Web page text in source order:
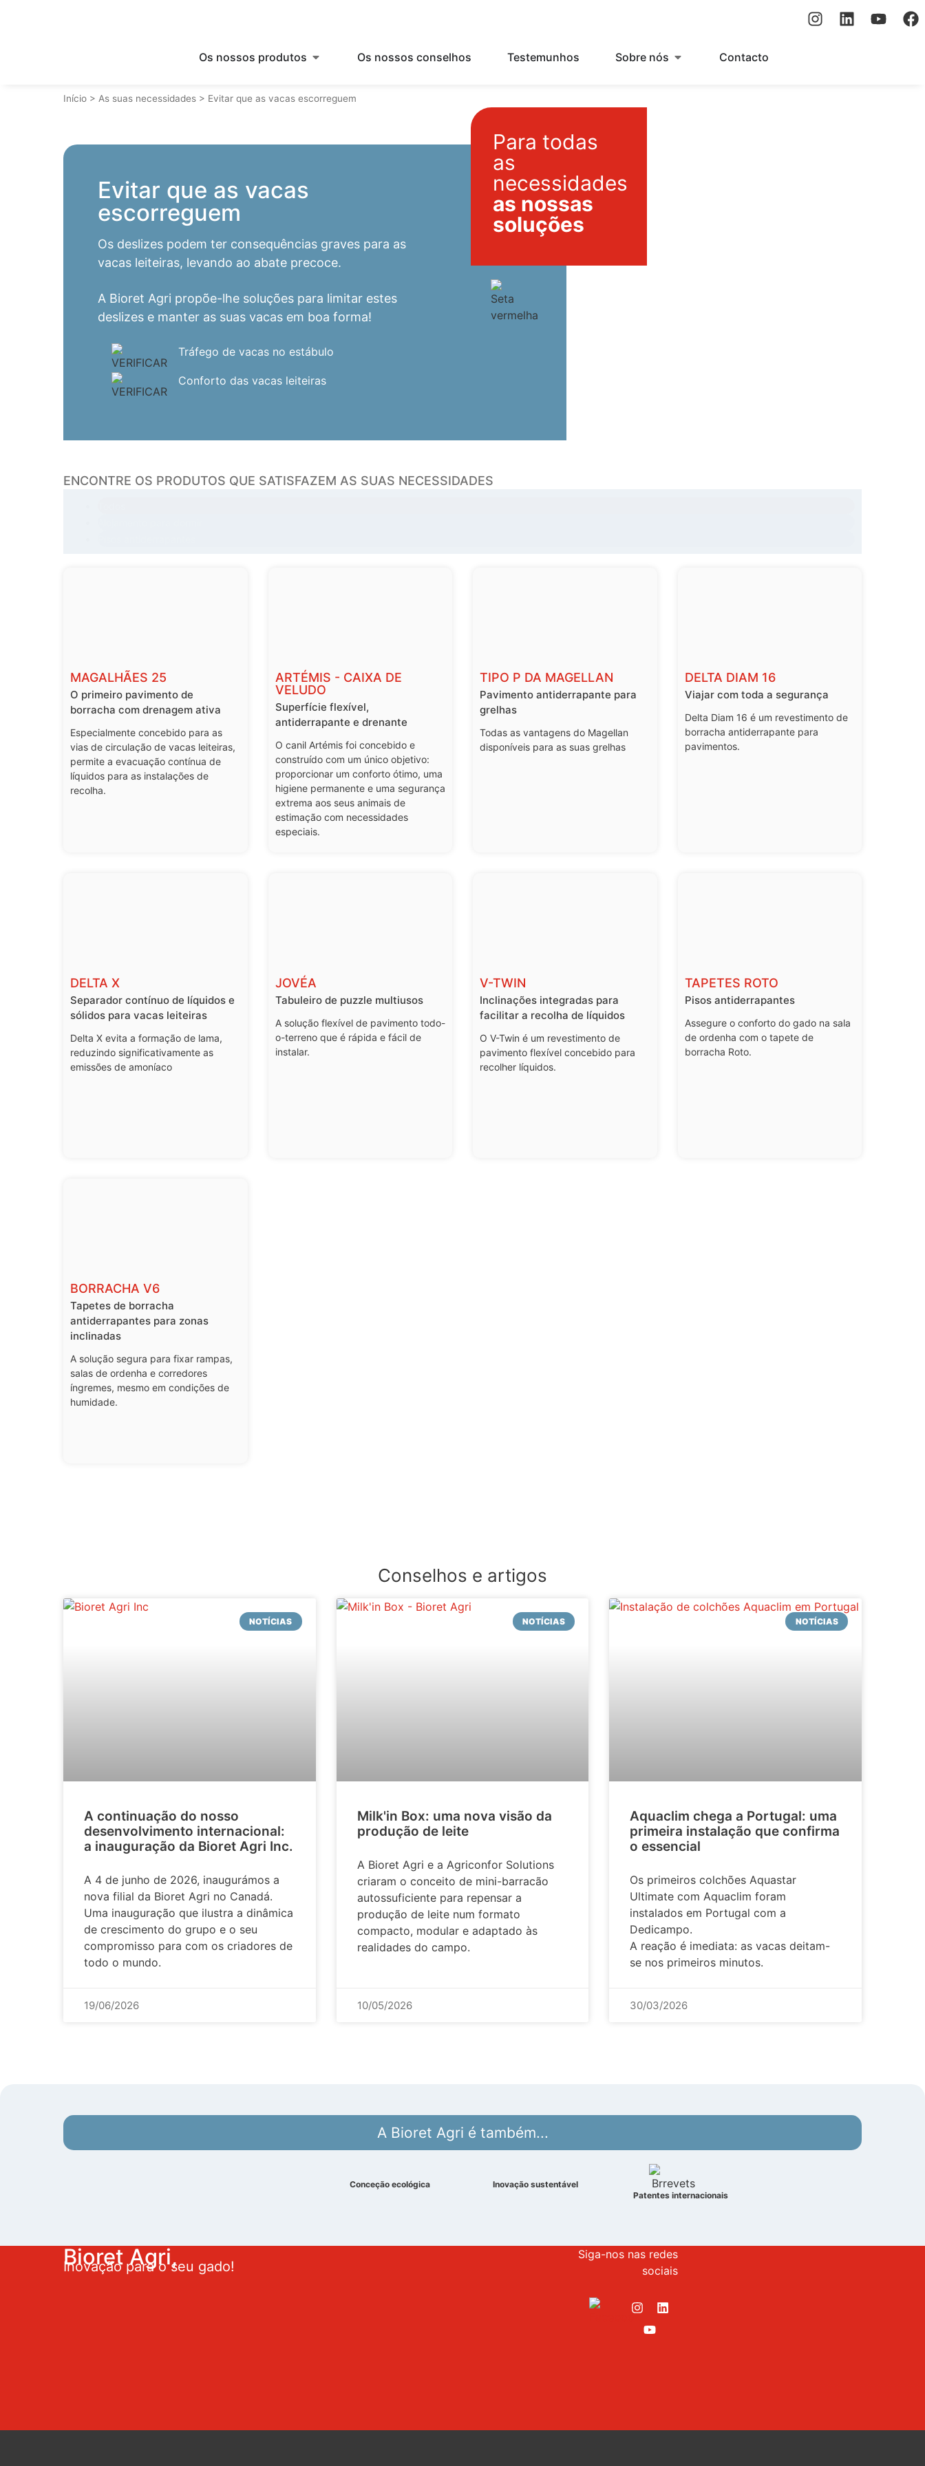
Os nossos produtos Os nossos conselhos Testemunhos Sobre nós Contacto
Início > As suas necessidades > Evitar que as vacas escorreguem
Para todas
as
necessidades
as nossas
soluções
Evitar que as vacas
escorreguem
Os deslizes podem ter consequências graves para as
vacas leiteiras, levando ao abate precoce.
A Bioret Agri propõe-lhe soluções para limitar estes
deslizes e manter as suas vacas em boa forma!
Tráfego de vacas no estábulo
Conforto das vacas leiteiras
ENCONTRE OS PRODUTOS QUE SATISFAZEM AS SUAS NECESSIDADES
MAGALHÃES 25
O primeiro pavimento de
borracha com drenagem ativa
Especialmente concebido para as
vias de circulação de vacas leiteiras,
permite a evacuação contínua de
líquidos para as instalações de
recolha.
ARTÉMIS - CAIXA DE
VELUDO
Superfície flexível,
antiderrapante e drenante
O canil Artémis foi concebido e
construído com um único objetivo:
proporcionar um conforto ótimo, uma
higiene permanente e uma segurança
extrema aos seus animais de
estimação com necessidades
especiais.
TIPO P DA MAGELLAN
Pavimento antiderrapante para
grelhas
Todas as vantagens do Magellan
disponíveis para as suas grelhas
DELTA DIAM 16
Viajar com toda a segurança
Delta Diam 16 é um revestimento de
borracha antiderrapante para
pavimentos.
DELTA X
Separador contínuo de líquidos e
sólidos para vacas leiteiras
Delta X evita a formação de lama,
reduzindo significativamente as
emissões de amoníaco
JOVÉA
Tabuleiro de puzzle multiusos
A solução flexível de pavimento todo-
o-terreno que é rápida e fácil de
instalar.
V-TWIN
Inclinações integradas para
facilitar a recolha de líquidos
O V-Twin é um revestimento de
pavimento flexível concebido para
recolher líquidos.
TAPETES ROTO
Pisos antiderrapantes
Assegure o conforto do gado na sala
de ordenha com o tapete de
borracha Roto.
BORRACHA V6
Tapetes de borracha
antiderrapantes para zonas
inclinadas
A solução segura para fixar rampas,
salas de ordenha e corredores
íngremes, mesmo em condições de
humidade.
Conselhos e artigos
NOTÍCIAS
A continuação do nosso
desenvolvimento internacional:
a inauguração da Bioret Agri Inc.
A 4 de junho de 2026, inaugurámos a
nova filial da Bioret Agri no Canadá.
Uma inauguração que ilustra a dinâmica
de crescimento do grupo e o seu
compromisso para com os criadores de
todo o mundo.
19/06/2026
NOTÍCIAS
Milk'in Box: uma nova visão da
produção de leite
A Bioret Agri e a Agriconfor Solutions
criaram o conceito de mini-barracão
autossuficiente para repensar a
produção de leite num formato
compacto, modular e adaptado às
realidades do campo.
10/05/2026
NOTÍCIAS
Aquaclim chega a Portugal: uma
primeira instalação que confirma
o essencial
Os primeiros colchões Aquastar
Ultimate com Aquaclim foram
instalados em Portugal com a
Dedicampo.
A reação é imediata: as vacas deitam-
se nos primeiros minutos.
30/03/2026
A Bioret Agri é também...
Conceção ecológica
Inovação sustentável
Patentes internacionais
Bioret Agri,
Inovação para o seu gado!
Siga-nos nas redes
sociais